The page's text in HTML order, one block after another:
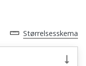
Størrelsesskema